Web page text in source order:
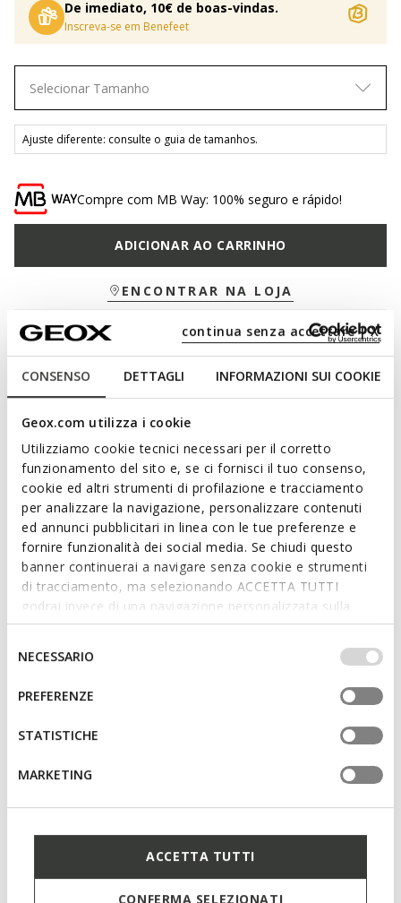
CONSENSO DETTAGLI INFORMAZIONI SUI COOKIE
Geox.com utilizza i cookie
Utilizziamo cookie tecnici necessari per il corretto
funzionamento del sito e, se ci fornisci il tuo consenso,
cookie ed altri strumenti di profilazione e tracciamento
per analizzare la navigazione, personalizzare contenuti
ed annunci pubblicitari in linea con le tue preferenze e
fornire funzionalità dei social media. Se chiudi questo
banner continuerai a navigare senza cookie e strumenti
di tracciamento, ma selezionando ACCETTA TUTTI
godrai invece di una navigazione personalizzata sulla
base dei tuoi gusti ed interessi. Selezionando
IMPOSTAZIONI potrai anche scegliere quali cookies ed
altri strumenti di tracciamento autorizzare. Per maggiori
informazioni o per modificare in qualsiasi momento le
tue impostazioni, visita la nostra
consenso
NECESSARIO
PREFERENZE
STATISTICHE
MARKETING
ACCETTA TUTTI
CONFERMA SELEZIONATI
continua senza accettare | X
De imediato, 10€ de boas-vindas.
Inscreva-se em Benefeet
Selecionar Tamanho
Ajuste diferente: consulte o guia de tamanhos.
Compre com MB Way: 100% seguro e rápido!
ADICIONAR AO CARRINHO
ENCONTRAR NA LOJA
Envio padrão gratuito em 3-4 dias úteis
Devolução gratuita até 30 dias após a entrega
Mocassim masculino super respirável e com design
contemporâneo. Nesta versão castanho escuro, tem uma
parte superior refinada em pele lisa e macia. Medos é
perfeito para completar os looks de negócios do dia a dia e
as roupas mais formais.
CÓDIGO DO ARTIGO:U658KB00039C6009
Características
Design sem fecho, para calçar mais rapidamente
Materiais
Tecnologias
Também poderá gostar de